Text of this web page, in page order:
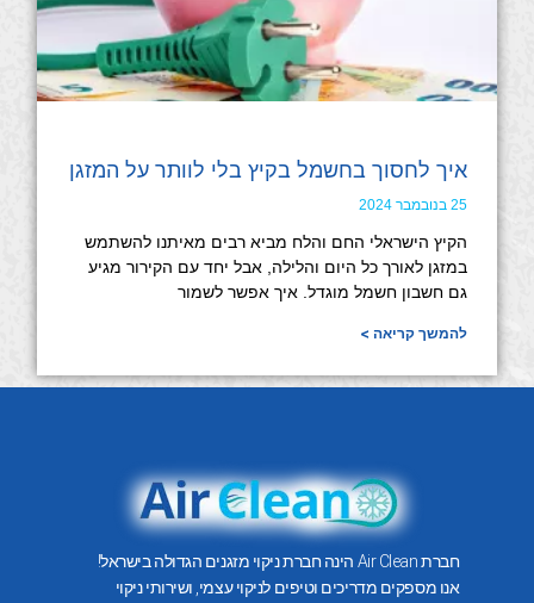
איך לחסוך בחשמל בקיץ בלי לוותר על המזגן
25 בנובמבר 2024
הקיץ הישראלי החם והלח מביא רבים מאיתנו להשתמש
במזגן לאורך כל היום והלילה, אבל יחד עם הקירור מגיע
גם חשבון חשמל מוגדל. איך אפשר לשמור
להמשך קריאה >
חברת Air Clean הינה חברת ניקוי מזגנים הגדולה בישראל!
אנו מספקים מדריכים וטיפים לניקוי עצמי, ושירותי ניקוי